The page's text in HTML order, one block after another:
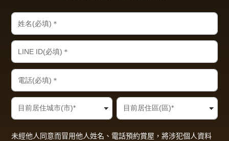
未經他人同意而冒用他人姓名、電話預約賞屋，將涉犯個人資料